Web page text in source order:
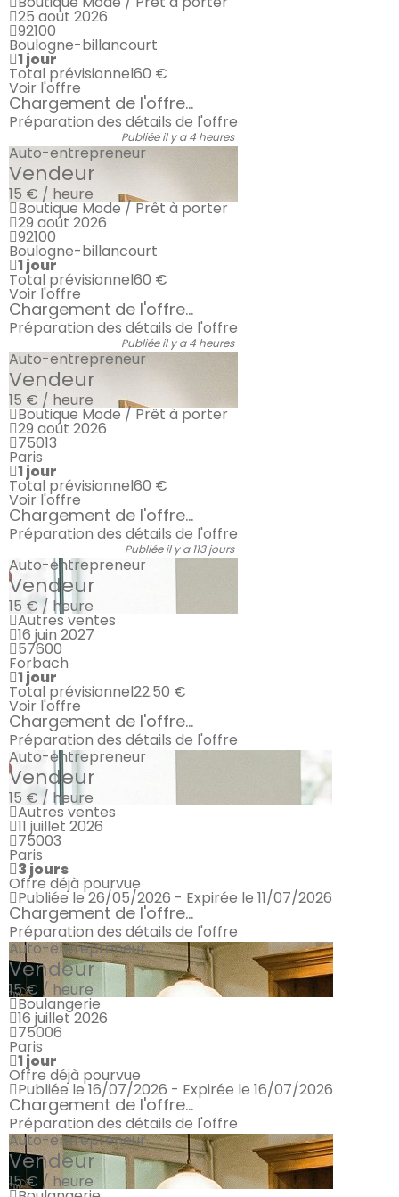
25 août 2026
92100
Boulogne-billancourt
1 jour
Total prévisionnel60 €
Voir l'offre
Chargement de l'offre...
Préparation des détails de l'offre
Publiée il y a 4 heures
Auto-entrepreneur
Vendeur
15 € / heure
Boutique Mode / Prêt à porter
29 août 2026
92100
Boulogne-billancourt
1 jour
Total prévisionnel60 €
Voir l'offre
Chargement de l'offre...
Préparation des détails de l'offre
Publiée il y a 4 heures
Auto-entrepreneur
Vendeur
15 € / heure
Boutique Mode / Prêt à porter
29 août 2026
75013
Paris
1 jour
Total prévisionnel60 €
Voir l'offre
Chargement de l'offre...
Préparation des détails de l'offre
Publiée il y a 113 jours
Auto-entrepreneur
Vendeur
15 € / heure
Autres ventes
16 juin 2027
57600
Forbach
1 jour
Total prévisionnel22.50 €
Voir l'offre
Chargement de l'offre...
Préparation des détails de l'offre
Auto-entrepreneur
Vendeur
15 € / heure
Autres ventes
11 juillet 2026
75003
Paris
3 jours
Offre déjà pourvue
Publiée le 26/05/2026 - Expirée le 11/07/2026
Chargement de l'offre...
Préparation des détails de l'offre
Auto-entrepreneur
Vendeur
15 € / heure
Boulangerie
16 juillet 2026
75006
Paris
1 jour
Offre déjà pourvue
Publiée le 16/07/2026 - Expirée le 16/07/2026
Chargement de l'offre...
Préparation des détails de l'offre
Auto-entrepreneur
Vendeur
15 € / heure